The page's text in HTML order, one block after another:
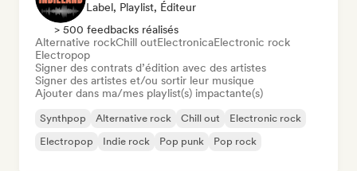
Label, Playlist, Éditeur
> 500 feedbacks réalisés
Alternative rockChill outElectronicaElectronic rock
Electropop
Signer des contrats d’édition avec des artistes
Signer des artistes et/ou sortir leur musique
Ajouter dans ma/mes playlist(s) impactante(s)
Synthpop Alternative rock Chill out
Electronic rock
Electropop
Indie rock Pop punk Pop rock